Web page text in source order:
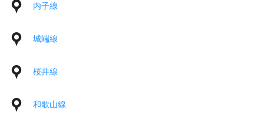
内子線
城端線
桜井線
和歌山線